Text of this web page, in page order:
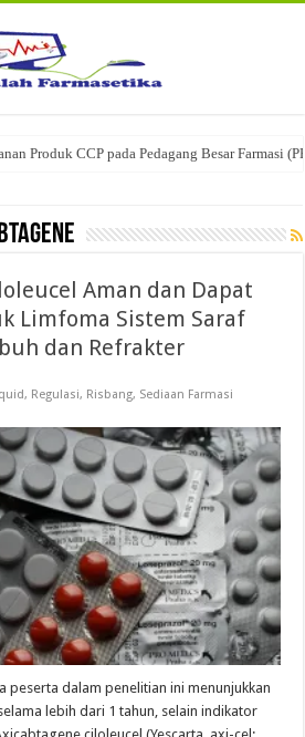
Produk CCP pada Pedagang Besar Farmasi
Aman dan Dapat
Limfoma Sistem Saraf
dan Refrakter
, Regulasi, Risbang, Sediaan Farmasi
peserta dalam penelitian ini menunjukkan
lebih dari 1 tahun, selain indikator